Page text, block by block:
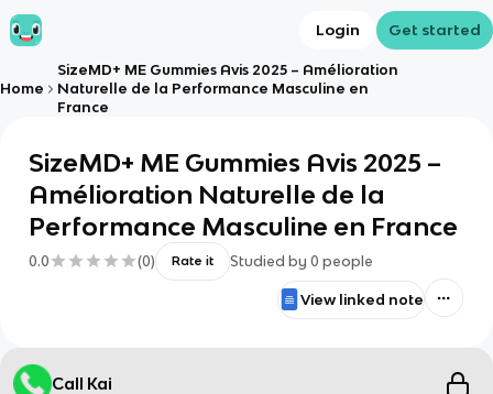
Login Get started
Home
SizeMD+ ME Gummies Avis 2025 – Amélioration
Naturelle de la Performance Masculine en
France
SizeMD+ ME Gummies Avis 2025 –
Amélioration Naturelle de la
Performance Masculine en France
0.0 (0) Rate it Studied by 0 people
View linked note
Call Kai